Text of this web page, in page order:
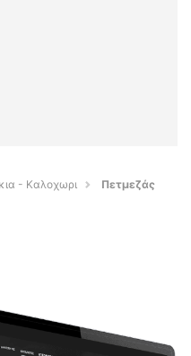
- Καλοχωρι
Πετμεζάς